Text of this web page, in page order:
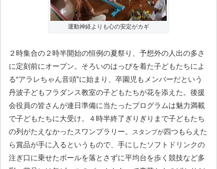
運動神経よりも心の安定がカギ
２時集合の２時半開始の恒例の夏祭り、予想外の人出の多さ
に定刻前にオープン。そろいのはっぴを着た子どもたちによ
る“アラレちゃん音頭”に始まり、卒園児もメンバーだという
丹波子どもフラダンス教室の子どもたちが花を添えた。後援
会役員の皆さんが連日準備に当たったプログラムは魅力満載
で子どもたちに大受け。４時半終了ぎりぎりまで子どもたち
の列がたえなかったスワンプラリー。
スタンプが四つもらえた
ら賞品が手に入るというもので、手にしたソフトドリンクの
注ぎ口に乗せたボールを落とさずに平均台を歩く競技など多